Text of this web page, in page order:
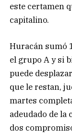
este certamen
capitalino.
Huracán sumó
el grupo A y si
puede
que le restan,
martes
adeudado de la
dos